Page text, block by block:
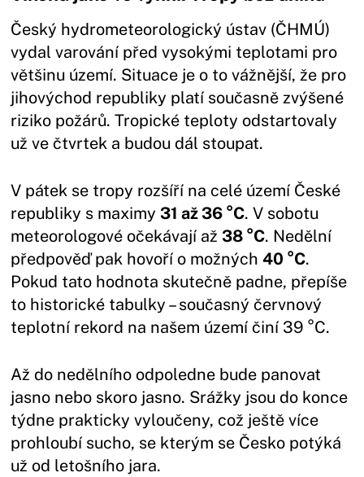
Český hydrometeorologický ústav (ČHMÚ)
vydal varování před vysokými teplotami pro
většinu území. Situace je o to vážnější, že pro
jihovýchod republiky platí současně zvýšené
riziko požárů. Tropické teploty odstartovaly
už ve čtvrtek a budou dál stoupat.
V pátek se tropy rozšíří na celé území České
republiky s maximy 31 až 36 °C. V sobotu
meteorologové očekávají až 38 °C. Nedělní
předpověď pak hovoří o možných40 °C.
Pokud tato hodnota skutečně padne, přepíše
to historické tabulky – současný červnový
teplotní rekord na našem území činí 39 °C.
Až do nedělního odpoledne bude panovat
jasno nebo skoro jasno. Srážky jsou do konce
týdne prakticky vyloučeny, což ještě více
prohloubí sucho, se kterým se Česko potýká
už od letošního jara.